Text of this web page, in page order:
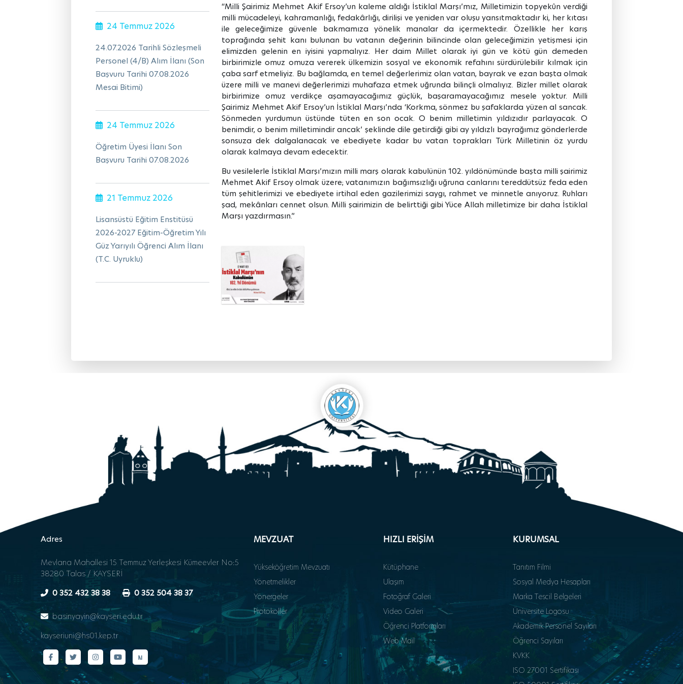
24 Temmuz 2026
24.07.2026 Tarihli Sözleşmeli
Personel (4/B) Alım İlanı (Son
Başvuru Tarihi 07.08.2026
Mesai Bitimi)
24 Temmuz 2026
Öğretim Üyesi İlanı Son
Başvuru Tarihi 07.08.2026
21 Temmuz 2026
Lisansüstü Eğitim Enstitüsü
2026-2027 Eğitim-Öğretim Yılı
Güz Yarıyılı Öğrenci Alım İlanı
(T.C. Uyruklu)
“Milli Şairimiz Mehmet Akif Ersoy’un kaleme aldığı İstiklal Marşı’mız, Milletimizin topyekûn verdiği
milli mücadeleyi, kahramanlığı, fedakârlığı, dirilişi ve yeniden var oluşu yansıtmaktadır ki, her kıtası
ile geleceğimize güvenle bakmamıza yönelik manalar da içermektedir. Özellikle her karış
toprağında şehit kanı bulunan bu vatanın değerinin bilincinde olan geleceğimizin yetişmesi için
elimizden gelenin en iyisini yapmalıyız. Her daim Millet olarak iyi gün ve kötü gün demeden
birbirimizle omuz omuza vererek ülkemizin sosyal ve ekonomik refahını sürdürülebilir kılmak için
çaba sarf etmeliyiz. Bu bağlamda, en temel değerlerimiz olan vatan, bayrak ve ezan başta olmak
üzere milli ve manevi değerlerimizi muhafaza etmek uğrunda bilinçli olmalıyız. Bizler millet olarak
birbirimize omuz verdikçe aşamayacağımız güçlük, başaramayacağımız mesele yoktur. Milli
Şairimiz Mehmet Akif Ersoy’un İstiklal Marşı’nda ‘Korkma, sönmez bu şafaklarda yüzen al sancak.
Sönmeden yurdumun üstünde tüten en son ocak. O benim milletimin yıldızıdır parlayacak. O
benimdir, o benim milletimindir ancak’ şeklinde dile getirdiği gibi ay yıldızlı bayrağımız gönderlerde
sonsuza dek dalgalanacak ve ebediyete kadar bu vatan toprakları Türk Milletinin öz yurdu
olarak kalmaya devam edecektir.
Bu vesilelerle İstiklal Marşı’mızın milli marş olarak kabulünün 102. yıldönümünde başta milli şairimiz
Mehmet Akif Ersoy olmak üzere; vatanımızın bağımsızlığı uğruna canlarını tereddütsüz feda eden
tüm şehitlerimizi ve ebediyete irtihal eden gazilerimizi saygı, rahmet ve minnetle anıyoruz. Ruhları
şad, mekânları cennet olsun. Milli şairimizin de belirttiği gibi Yüce Allah milletimize bir daha İstiklal
Marşı yazdırmasın.”
Adres
Mevlana Mahallesi 15 Temmuz Yerleşkesi Kümeevler No:5
38280 Talas / KAYSERİ
0 352 432 38 38
0 352 504 38 37
basinyayin@kayseri.edu.tr
kayseriuni@hs01.kep.tr
MEVZUAT
Yükseköğretim Mevzuatı
Yönetmelikler
Yönergeler
Protokoller
HIZLI ERİŞİM
Kütüphane
Ulaşım
Fotoğraf Galeri
Video Galeri
Öğrenci Platformları
Web Mail
KURUMSAL
Tanıtım Filmi
Sosyal Medya Hesapları
Marka Tescil Belgeleri
Üniversite Logosu
Akademik Personel Sayıları
Öğrenci Sayıları
KVKK
ISO 27001 Sertifikası